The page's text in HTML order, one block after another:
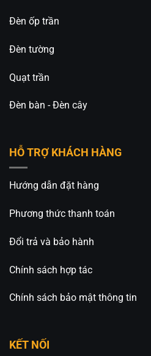
Đèn ốp trần
Đèn tường
Quạt trần
Đèn bàn - Đèn cây
HỖ TRỢ KHÁCH HÀNG
Hướng dẫn đặt hàng
Phương thức thanh toán
Đổi trả và bảo hành
Chính sách hợp tác
Chính sách bảo mật thông tin
KẾT NỐI